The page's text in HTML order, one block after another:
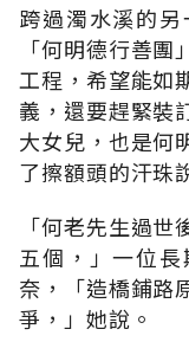
跨過濁水溪的
「何明德行善
工程，希望能如
義，還要趕緊裝
大女兒，也是何
了擦額頭的汗珠
「何老先生過
五個，」一位
奈，「造橋鋪路
爭，」她說。